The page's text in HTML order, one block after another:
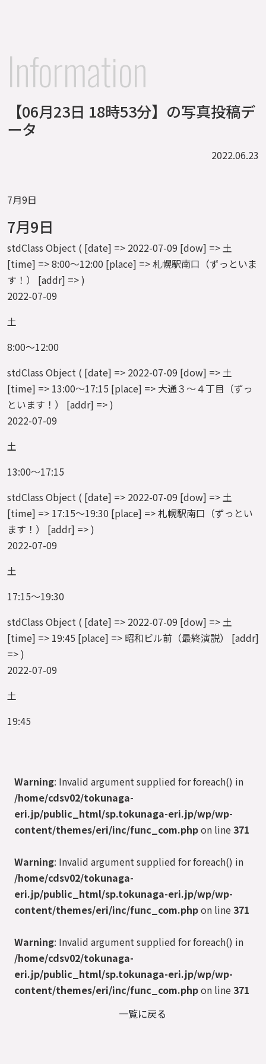
Information
【06月23日 18時53分】の写真投稿デ
ータ
2022.06.23
7月9日
7月9日
stdClass Object ( [date] => 2022-07-09 [dow] => 土
[time] => 8:00～12:00 [place] => 札幌駅南口（ずっといま
す！） [addr] => )
2022-07-09
土
8:00～12:00
stdClass Object ( [date] => 2022-07-09 [dow] => 土
[time] => 13:00～17:15 [place] => 大通３～４丁目（ずっ
といます！） [addr] => )
2022-07-09
土
13:00～17:15
stdClass Object ( [date] => 2022-07-09 [dow] => 土
[time] => 17:15～19:30 [place] => 札幌駅南口（ずっとい
ます！） [addr] => )
2022-07-09
土
17:15～19:30
stdClass Object ( [date] => 2022-07-09 [dow] => 土
[time] => 19:45 [place] => 昭和ビル前（最終演説） [addr]
=> )
2022-07-09
土
19:45
Warning: Invalid argument supplied for foreach() in
/home/cdsv02/tokunaga-
eri.jp/public_html/sp.tokunaga-eri.jp/wp/wp-
content/themes/eri/inc/func_com.phpon line371
Warning: Invalid argument supplied for foreach() in
/home/cdsv02/tokunaga-
eri.jp/public_html/sp.tokunaga-eri.jp/wp/wp-
content/themes/eri/inc/func_com.phpon line371
Warning: Invalid argument supplied for foreach() in
/home/cdsv02/tokunaga-
eri.jp/public_html/sp.tokunaga-eri.jp/wp/wp-
content/themes/eri/inc/func_com.phpon line371
一覧に戻る